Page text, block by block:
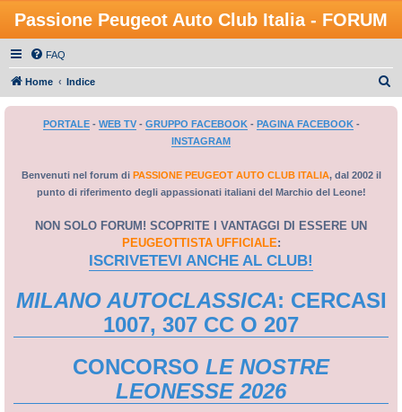
Passione Peugeot Auto Club Italia - FORUM
FAQ
Home Indice
PORTALE- WEB TV- GRUPPO FACEBOOK- PAGINA FACEBOOK-
INSTAGRAM
Benvenuti nel forum di PASSIONE PEUGEOT AUTO CLUB ITALIA, dal 2002 il
punto di riferimento degli appassionati italiani del Marchio del Leone!
NON SOLO FORUM! SCOPRITE I VANTAGGI DI ESSERE UN
PEUGEOTTISTA UFFICIALE:
ISCRIVETEVI ANCHE AL CLUB!
MILANO AUTOCLASSICA: CERCASI
1007, 307 CC O 207
CONCORSO LE NOSTRE
LEONESSE 2026